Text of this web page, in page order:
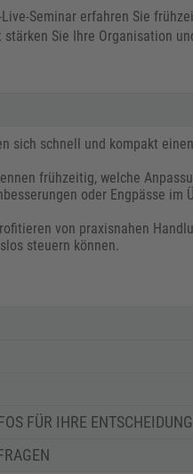
Seminar erfahren Sie
Sie Ihre Organisation
sich schnell und kompakt
frühzeitig, welche
oder Engpässe im
von praxisnahen
steuern können.
FÜR IHRE ENTSCHEIDUNG